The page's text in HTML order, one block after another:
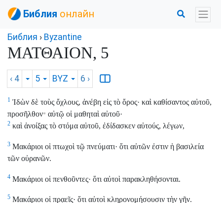
Библия онлайн
Библия › Byzantine
ΜΑΤΘΑΙΟΝ, 5
‹ 4 5 BYZ 6 ›
1 Ἰδὼν δὲ τοὺς ὄχλους, ἀνέβη εἰς τὸ ὄρος· καὶ καθίσαντος αὐτοῦ,
προσῆλθον* αὐτῷ οἱ μαθηταὶ αὐτοῦ·
2 καὶ ἀνοίξας τὸ στόμα αὐτοῦ, ἐδίδασκεν αὐτούς, λέγων,
3 Μακάριοι οἱ πτωχοὶ τῷ πνεύματι· ὅτι αὐτῶν ἐστιν ἡ βασιλεία
τῶν οὐρανῶν.
4 Μακάριοι οἱ πενθοῦντες· ὅτι αὐτοὶ παρακληθήσονται.
5 Μακάριοι οἱ πρᾳεῖς· ὅτι αὐτοὶ κληρονομήσουσιν τὴν γῆν.